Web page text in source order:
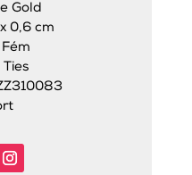
Gold
0,6 cm